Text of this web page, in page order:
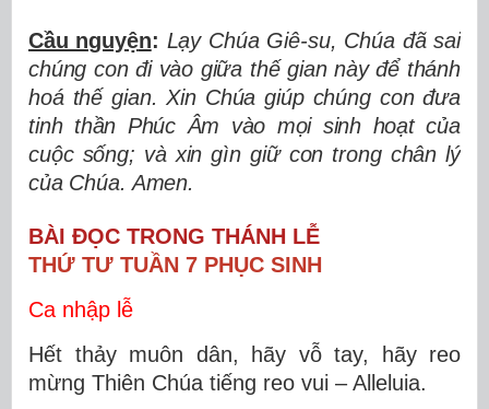
Cầu nguyện: Lạy Chúa Giê-su, Chúa đãsai
chúng conđi vào giữa thếgian nàyđểthánh
hoá thế gian. Xin Chúa giúp chúng conđưa
tinh thần Phúc Âm vào mọi sinh hoạt của
cuộc sống; và xin gìn giữcon trong chân lý
của Chúa. Amen.
BÀI ĐỌC TRONG THÁNH LỄ
THỨ TƯ TUẦN 7 PHỤC SINH
Ca nhập lễ
Hết thảy muôn dân, hãy vỗ tay, hãy reo
mừng Thiên Chúa tiếng reo vui – Alleluia.